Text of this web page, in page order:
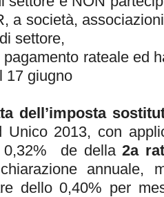
a società,
settore,
rateale ed
17 giugno
dell’imposta
2013, con
0,32% de della2a
annuale,
dello 0,40% per